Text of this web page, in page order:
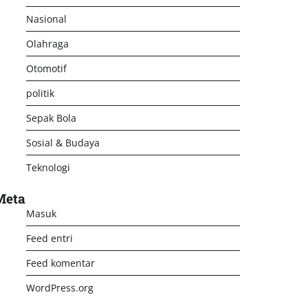
Nasional
Olahraga
Otomotif
politik
Sepak Bola
Sosial & Budaya
Teknologi
Masuk
Feed entri
Feed komentar
WordPress.org